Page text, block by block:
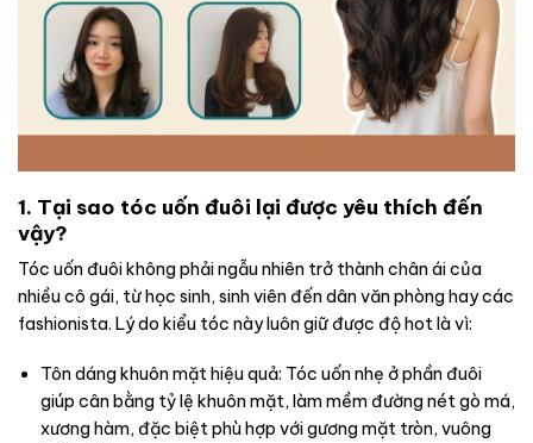
1. Tại sao tóc uốn đuôi lại được yêu thích đến
vậy?
Tóc uốn đuôi không phải ngẫu nhiên trở thành chân ái của
nhiều cô gái, từ học sinh, sinh viên đến dân văn phòng hay các
fashionista. Lý do kiểu tóc này luôn giữ được độ hot là vì:
Tôn dáng khuôn mặt hiệu quả: Tóc uốn nhẹ ở phần đuôi
giúp cân bằng tỷ lệ khuôn mặt, làm mềm đường nét gò má,
xương hàm, đặc biệt phù hợp với gương mặt tròn, vuông